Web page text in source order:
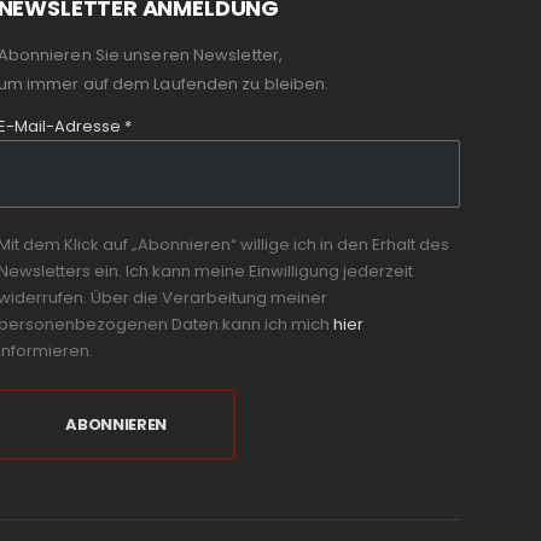
ANMELDUNG
Sie unseren Newsletter,
immer auf dem Laufenden zu bleiben.
Mail-Adresse *
dem Klick auf „Abonnieren“ willige ich in den Erhalt des
ein. Ich kann meine Einwilligung jederzeit
Über die Verarbeitung meiner
Daten kann ich mich hier